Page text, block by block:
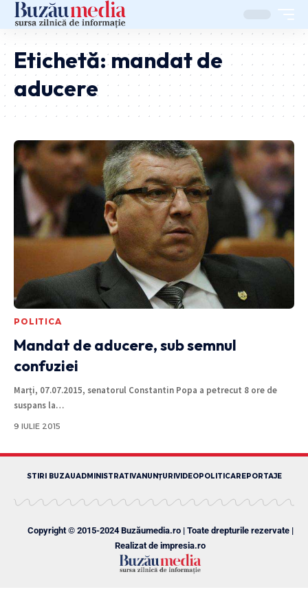
Etichetă:mandat de
aducere
POLITICA
Mandat de aducere, sub semnul
confuziei
Marți, 07.07.2015, senatorul Constantin Popa a petrecut 8 ore de
suspans la…
9 IULIE 2015
STIRI BUZAUADMINISTRATIVANUNȚURIVIDEOPOLITICAREPORTAJE
Copyright © 2015-2024 Buzăumedia.ro | Toate drepturile rezervate |
Realizat de impresia.ro